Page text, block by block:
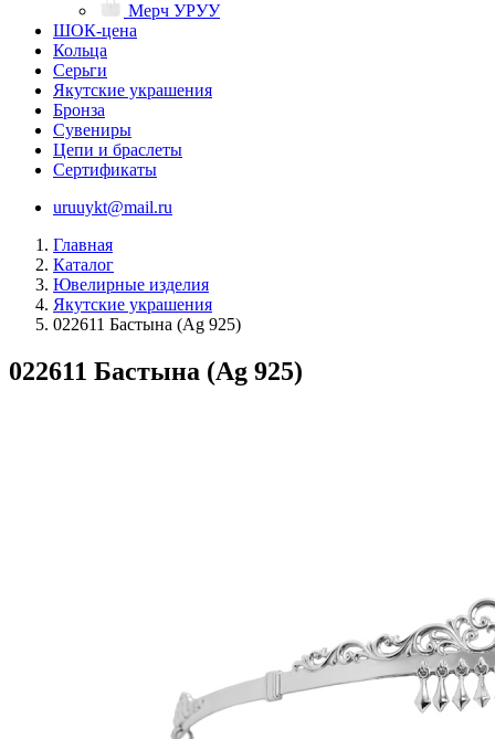
Мерч УРУУ
ШОК-цена
Кольца
Серьги
Якутские украшения
Бронза
Сувениры
Цепи и браслеты
Сертификаты
uruuykt@mail.ru
Главная
Каталог
Ювелирные изделия
Якутские украшения
022611 Бастына (Ag 925)
022611 Бастына (Ag 925)